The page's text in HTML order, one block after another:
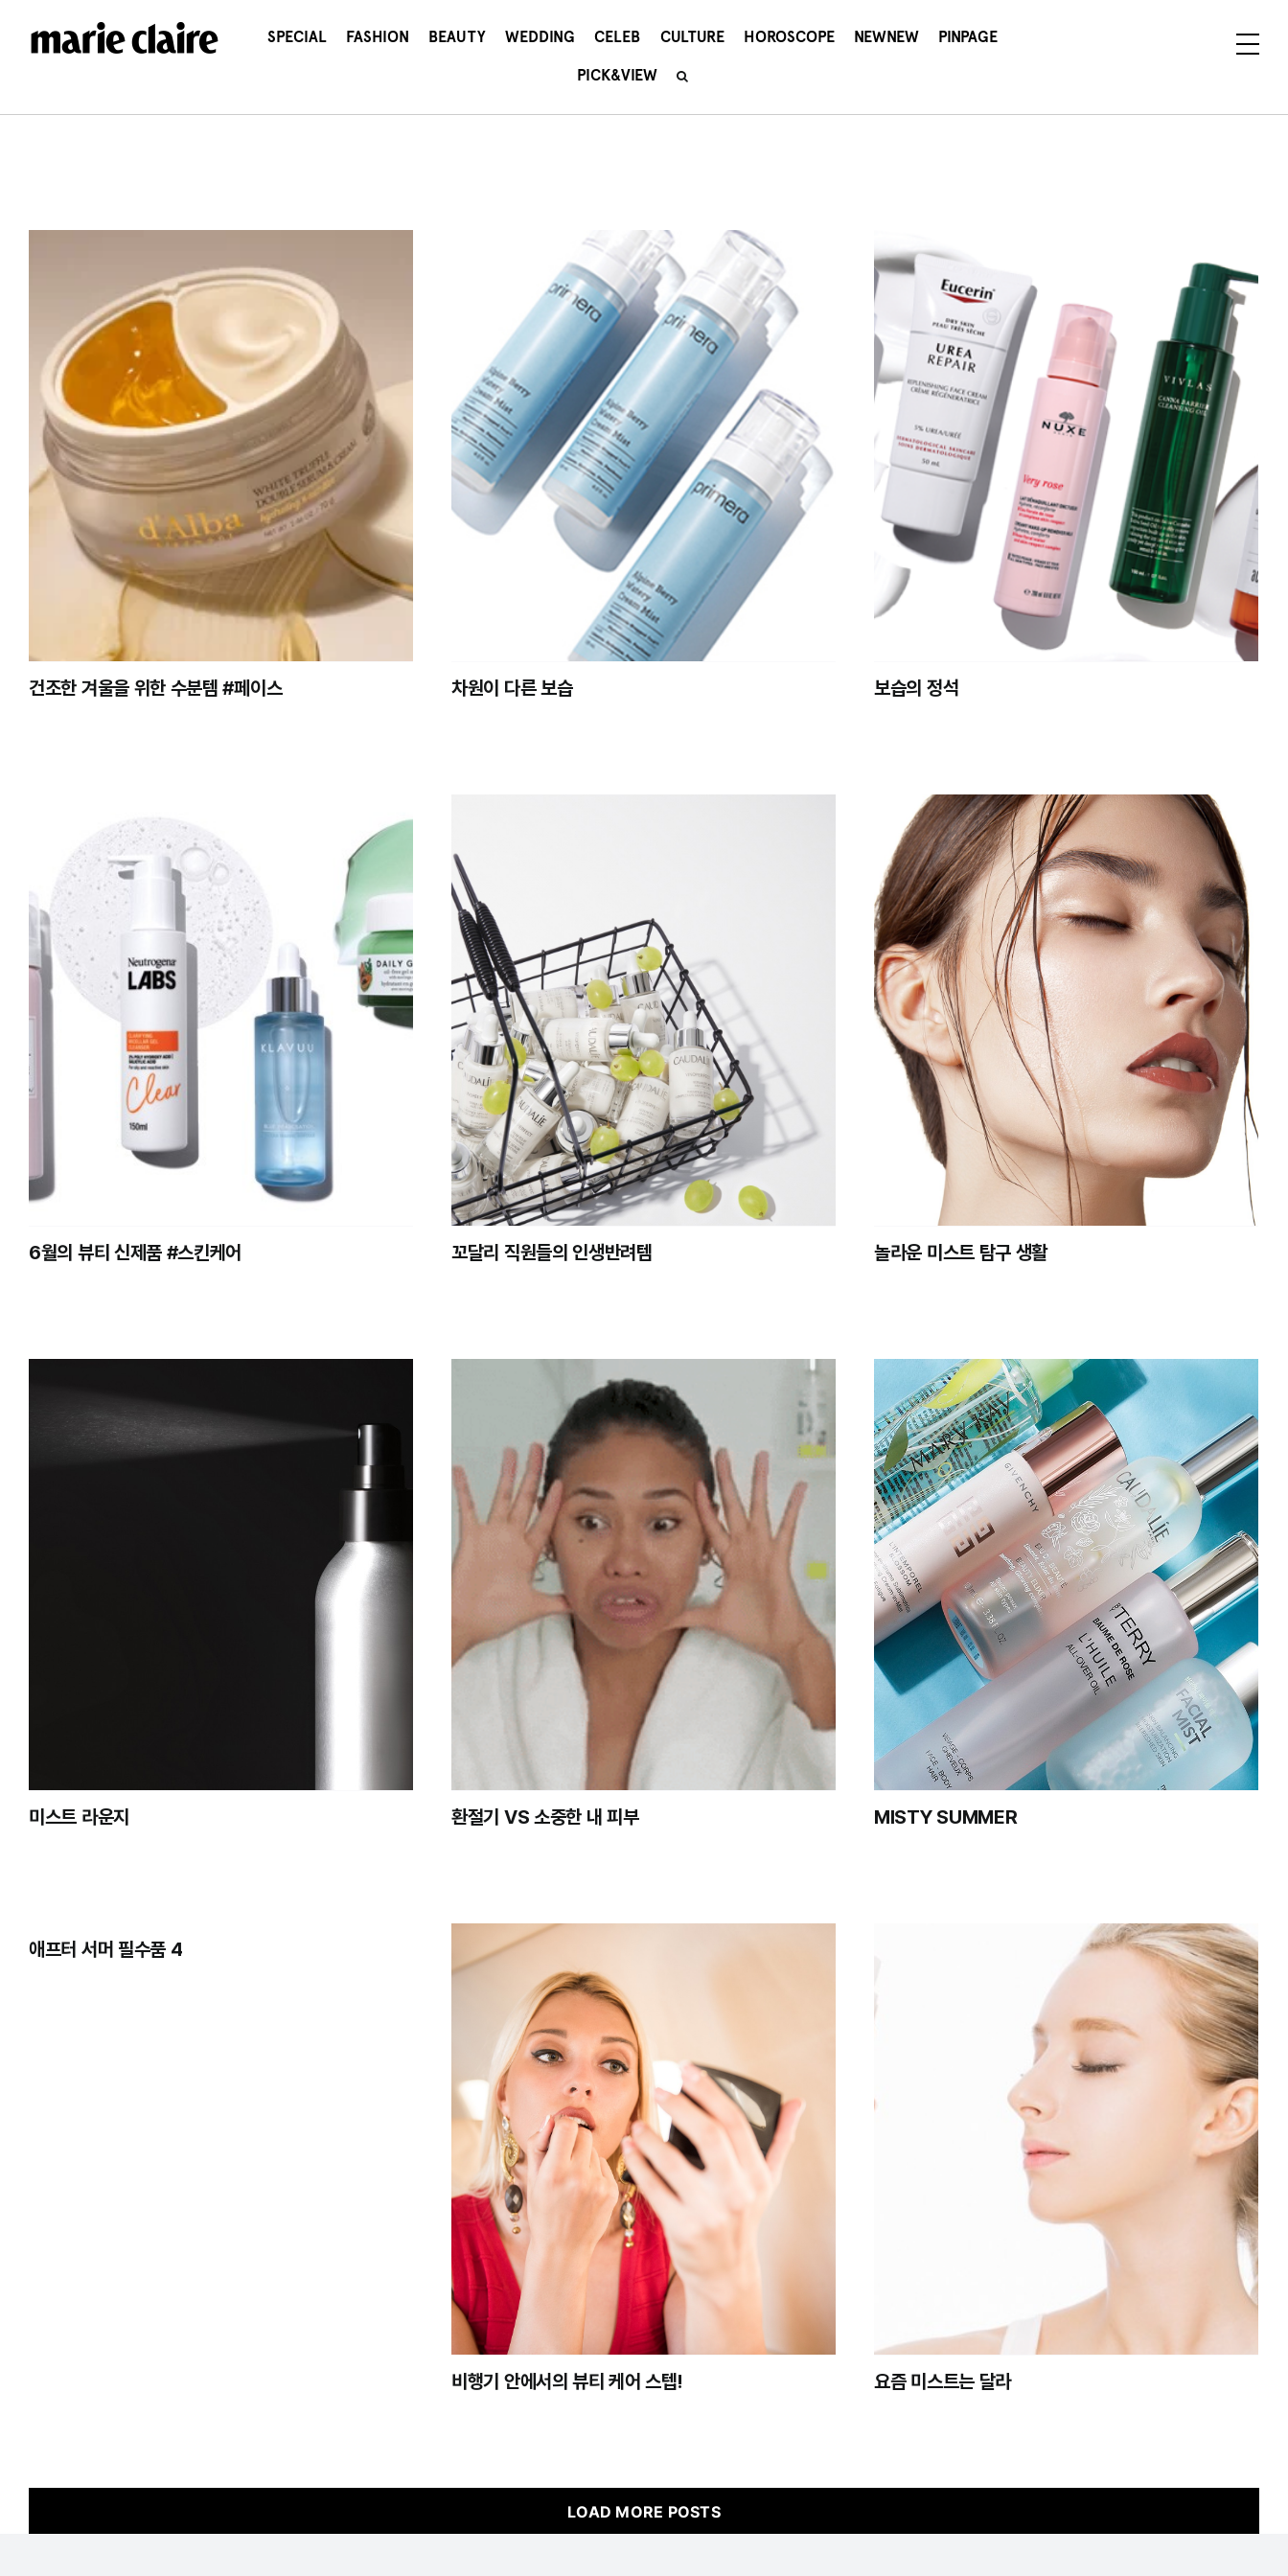
건
SPECIAL FASHION BEAUTY WEDDING CELEB CULTURE HOROSCOPE NEWNEW PINPAGE
PICK&VIEW
건조한 겨울을 위한 수분템 #페이스 차원이 다른 보습 보습의 정석
6월의 뷰티 신제품 #스킨케어 꼬달리 직원들의 인생반려템 놀라운 미스트 탐구 생활
미스트 라운지 환절기 VS 소중한 내 피부 MISTY SUMMER
애프터 서머 필수품 4
비행기 안에서의 뷰티 케어 스텝! 요즘 미스트는 달라
LOAD MORE POSTS